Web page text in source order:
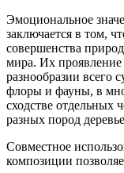
Эмоциональное
заключается в том,
совершенства
мира. Их
разнообразии всего
флоры и фауны, в
сходстве отдельных
разных пород
Совместное
композиции